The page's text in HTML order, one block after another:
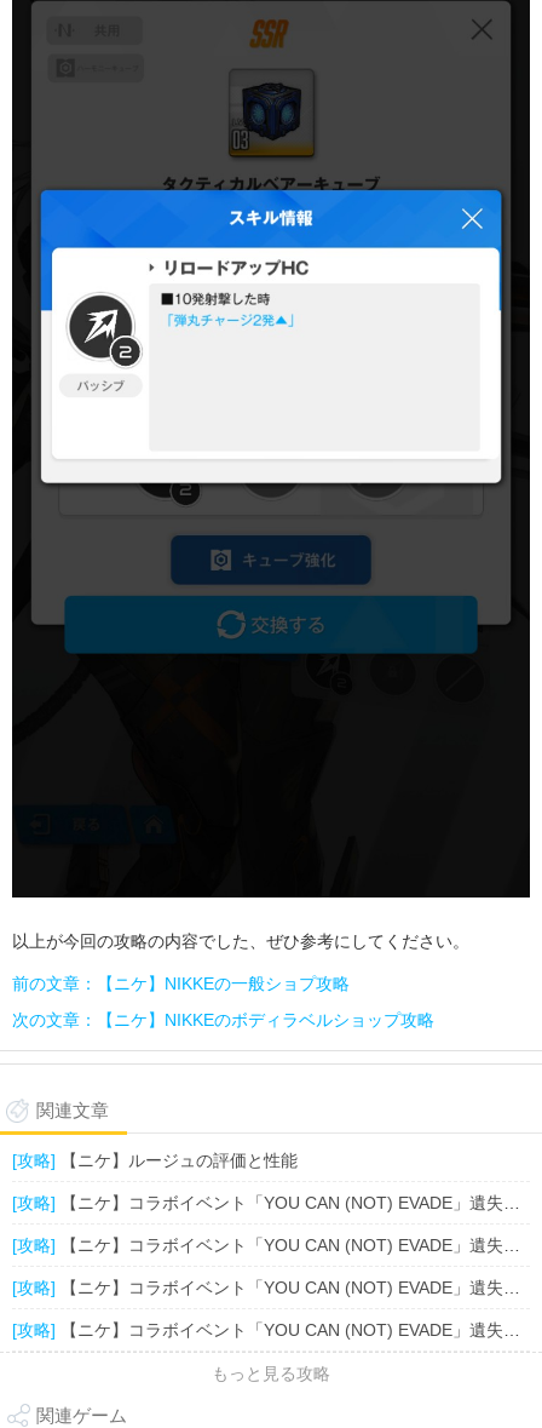
以上が今回の攻略の内容でした、ぜひ参考にしてください。
前の文章：【ニケ】NIKKEの一般ショプ攻略
次の文章：【ニケ】NIKKEのボディラベルショップ攻略
関連文章
[攻略] 【ニケ】ルージュの評価と性能
[攻略] 【ニケ】コラボイベント「YOU CAN (NOT) EVADE」遺失物の位置一覧（9.18）
[攻略] 【ニケ】コラボイベント「YOU CAN (NOT) EVADE」遺失物の位置一覧（9.16-9.17）
[攻略] 【ニケ】コラボイベント「YOU CAN (NOT) EVADE」遺失物の位置一覧（9.15）
[攻略] 【ニケ】コラボイベント「YOU CAN (NOT) EVADE」遺失物の位置一覧（9.14）
もっと見る攻略
関連ゲーム